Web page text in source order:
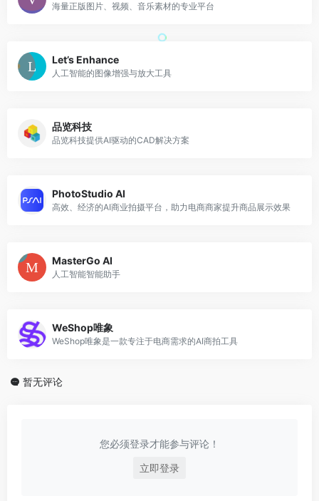
海量正版图片、视频、音乐素材的专业平台
Let’s Enhance
人工智能的图像增强与放大工具
品览科技
品览科技提供AI驱动的CAD解决方案
PhotoStudio AI
高效、经济的AI商业拍摄平台，助力电商商家提升商品展示效果
MasterGo AI
人工智能智能助手
WeShop唯象
WeShop唯象是一款专注于电商需求的AI商拍工具
暂无评论
您必须登录才能参与评论！
立即登录